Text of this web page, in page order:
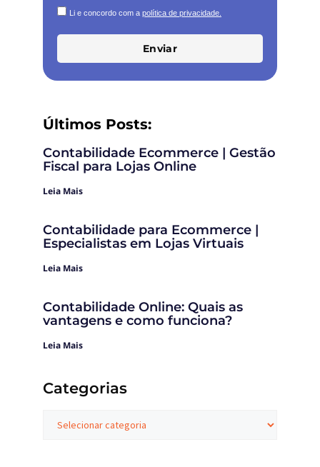
Li e concordo com a política de privacidade.
Enviar
Últimos Posts:
Contabilidade Ecommerce | Gestão
Fiscal para Lojas Online
Leia Mais
Contabilidade para Ecommerce |
Especialistas em Lojas Virtuais
Leia Mais
Contabilidade Online: Quais as
vantagens e como funciona?
Leia Mais
Categorias